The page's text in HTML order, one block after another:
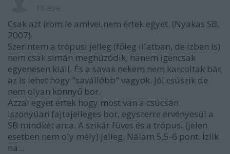
Csak azt írom le amivel nem értek egyet. (Nyakas SB,
2007)
Szerintem a trópusi jelleg (főleg illatban, de ízben is)
nem csak simán meghúzódik, hanem igencsak
egyenesen kiáll. És a savak nekem nem karcoltak bár
az is lehet hogy "savállóbb" vagyok. Jól csúszik de
nem olyan könnyű bor.
Azzal egyet értek hogy most van a csúcsán.
Iszonyúan fajtajelleges bor, egyszerre érvényesül a
SB mindkét arca. A szikár füves és a trópusi (jelen
esetben nem oly mély) jelleg. Nálam 5,5-6 pont. Ízlik
na...